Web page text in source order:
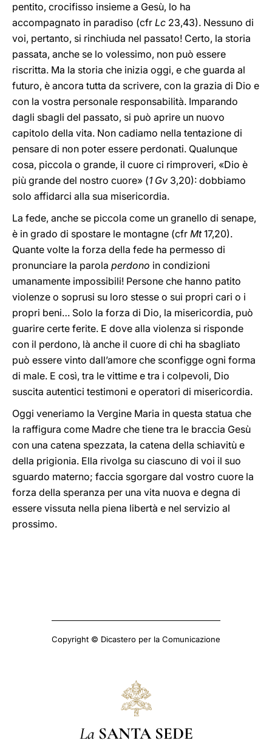
pentito, crocifisso insieme a Gesù, lo ha
accompagnato in paradiso (cfr Lc 23,43). Nessuno di
voi, pertanto, si rinchiuda nel passato! Certo, la storia
passata, anche se lo volessimo, non può essere
riscritta. Ma la storia che inizia oggi, e che guarda al
futuro, è ancora tutta da scrivere, con la grazia di Dio e
con la vostra personale responsabilità. Imparando
dagli sbagli del passato, si può aprire un nuovo
capitolo della vita. Non cadiamo nella tentazione di
pensare di non poter essere perdonati. Qualunque
cosa, piccola o grande, il cuore ci rimproveri, «Dio è
più grande del nostro cuore» (1 Gv 3,20): dobbiamo
solo affidarci alla sua misericordia.
La fede, anche se piccola come un granello di senape,
è in grado di spostare le montagne (cfr Mt17,20).
Quante volte la forza della fede ha permesso di
pronunciare la parola perdono in condizioni
umanamente impossibili! Persone che hanno patito
violenze o soprusi su loro stesse o sui propri cari o i
propri beni… Solo la forza di Dio, la misericordia, può
guarire certe ferite. E dove alla violenza si risponde
con il perdono, là anche il cuore di chi ha sbagliato
può essere vinto dall’amore che sconfigge ogni forma
di male. E così, tra le vittime e tra i colpevoli, Dio
suscita autentici testimoni e operatori di misericordia.
Oggi veneriamo la Vergine Maria in questa statua che
la raffigura come Madre che tiene tra le braccia Gesù
con una catena spezzata, la catena della schiavitù e
della prigionia. Ella rivolga su ciascuno di voi il suo
sguardo materno; faccia sgorgare dal vostro cuore la
forza della speranza per una vita nuova e degna di
essere vissuta nella piena libertà e nel servizio al
prossimo.
Copyright © Dicastero per la Comunicazione
La SANTA SEDE